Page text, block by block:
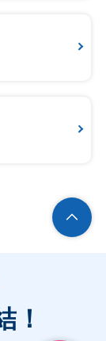
！